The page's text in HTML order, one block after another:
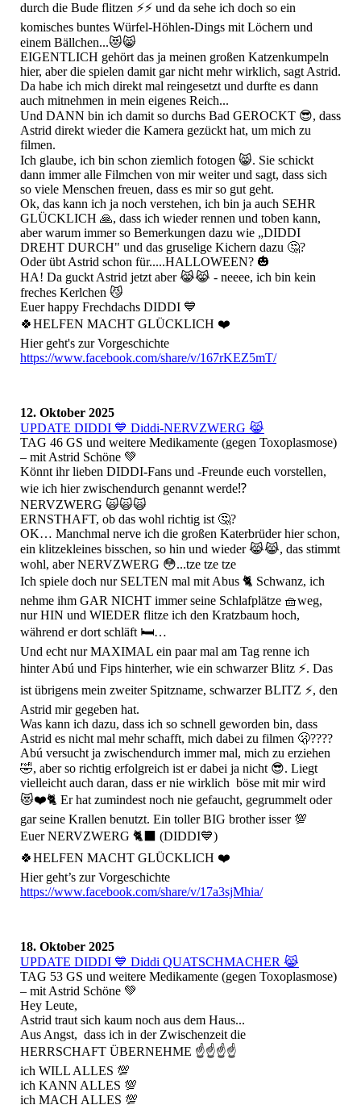
durch die Bude flitzen ⚡️⚡️ und da sehe ich doch so ein
komisches buntes Würfel-Höhlen-Dings mit Löchern und
einem Bällchen...😻😸
EIGENTLICH gehört das ja meinen großen Katzenkumpeln
hier, aber die spielen damit gar nicht mehr wirklich, sagt Astrid.
Da habe ich mich direkt mal reingesetzt und durfte es dann
auch mitnehmen in mein eigenes Reich...
Und DANN bin ich damit so durchs Bad GEROCKT 😎, dass
Astrid direkt wieder die Kamera gezückt hat, um mich zu
filmen.
Ich glaube, ich bin schon ziemlich fotogen 😸. Sie schickt
dann immer alle Filmchen von mir weiter und sagt, dass sich
so viele Menschen freuen, dass es mir so gut geht.
Ok, das kann ich ja noch verstehen, ich bin ja auch SEHR
GLÜCKLICH 🙏, dass ich wieder rennen und toben kann,
aber warum immer so Bemerkungen dazu wie „DIDDI
DREHT DURCH" und das gruselige Kichern dazu 🤔?
Oder übt Astrid schon für.....HALLOWEEN? 🎃
HA! Da guckt Astrid jetzt aber 😹😹 - neeee, ich bin kein
freches Kerlchen 😼
Euer happy Frechdachs DIDDI 💙
🍀HELFEN MACHT GLÜCKLICH ❤️
Hier geht's zur Vorgeschichte
https://www.facebook.com/share/v/167rKEZ5mT/
12. Oktober 2025
UPDATE DIDDI 💙 Diddi-NERVZWERG 😹
TAG 46 GS und weitere Medikamente (gegen Toxoplasmose)
– mit Astrid Schöne 💚
Könnt ihr lieben DIDDI-Fans und -Freunde euch vorstellen,
wie ich hier zwischendurch genannt werde⁉️
NERVZWERG 🙀🙀🙀
ERNSTHAFT, ob das wohl richtig ist 🤔?
OK… Manchmal nerve ich die großen Katerbrüder hier schon,
ein klitzekleines bisschen, so hin und wieder 😹😹, das stimmt
wohl, aber NERVZWERG 😳...tze tze tze
Ich spiele doch nur SELTEN mal mit Abus 🐈 Schwanz, ich
nehme ihm GAR NICHT immer seine Schlafplätze 🧺weg,
nur HIN und WIEDER flitze ich den Kratzbaum hoch,
während er dort schläft 🛏️…
Und echt nur MAXIMAL ein paar mal am Tag renne ich
hinter Abú und Fips hinterher, wie ein schwarzer Blitz ⚡️. Das
ist übrigens mein zweiter Spitzname, schwarzer BLITZ ⚡️, den
Astrid mir gegeben hat.
Was kann ich dazu, dass ich so schnell geworden bin, dass
Astrid es nicht mal mehr schafft, mich dabei zu filmen 🫢????
Abú versucht ja zwischendurch immer mal, mich zu erziehen
🤣, aber so richtig erfolgreich ist er dabei ja nicht 😎. Liegt
vielleicht auch daran, dass er nie wirklich böse mit mir wird
😻❤️🐈 Er hat zumindest noch nie gefaucht, gegrummelt oder
gar seine Krallen benutzt. Ein toller BIG brother isser 💯
Euer NERVZWERG 🐈‍⬛ (DIDDI💙)
🍀HELFEN MACHT GLÜCKLICH ❤️
Hier geht’s zur Vorgeschichte
https://www.facebook.com/share/v/17a3sjMhia/
18. Oktober 2025
UPDATE DIDDI 💙 Diddi QUATSCHMACHER 😹
TAG 53 GS und weitere Medikamente (gegen Toxoplasmose)
– mit Astrid Schöne 💚
Hey Leute,
Astrid traut sich kaum noch aus dem Haus...
Aus Angst, dass ich in der Zwischenzeit die
HERRSCHAFT ÜBERNEHME ☝️☝️☝️☝️
ich WILL ALLES 💯
ich KANN ALLES 💯
ich MACH ALLES 💯